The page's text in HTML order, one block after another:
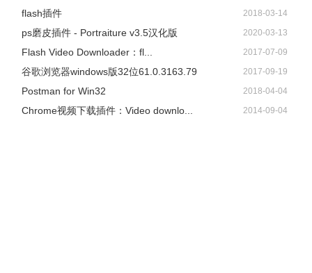
flash插件 2018-03-14
ps磨皮插件 - Portraiture v3.5汉化版 2020-03-13
Flash Video Downloader：fl... 2017-07-09
谷歌浏览器windows版32位61.0.3163.79 2017-09-19
Postman for Win32 2018-04-04
Chrome视频下载插件：Video downlo... 2014-09-04